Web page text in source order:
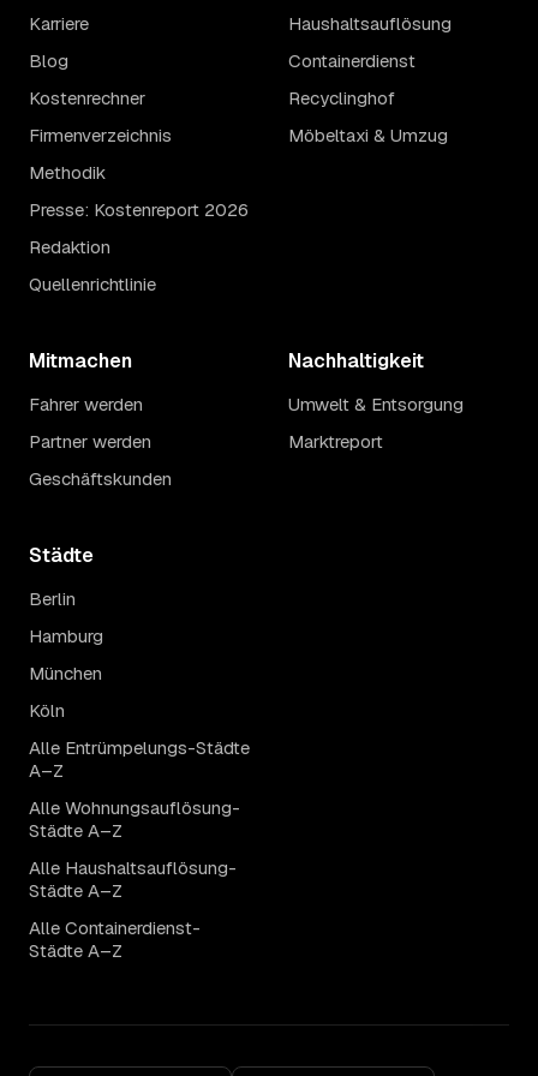
Karriere
Blog
Kostenrechner
Firmenverzeichnis
Methodik
Presse: Kostenreport 2026
Redaktion
Quellenrichtlinie
Haushaltsauflösung
Containerdienst
Recyclinghof
Möbeltaxi & Umzug
Mitmachen
Fahrer werden
Partner werden
Geschäftskunden
Nachhaltigkeit
Umwelt & Entsorgung
Marktreport
Städte
Berlin
Hamburg
München
Köln
Alle Entrümpelungs-Städte
A–Z
Alle Wohnungsauflösung-
Städte A–Z
Alle Haushaltsauflösung-
Städte A–Z
Alle Containerdienst-
Städte A–Z